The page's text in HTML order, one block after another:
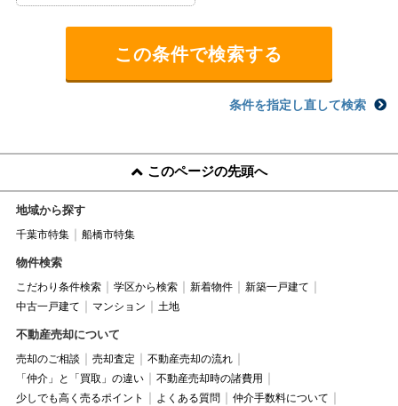
条件を指定し直して検索
このページの先頭へ
地域から探す
千葉市特集 船橋市特集
物件検索
こだわり条件検索 学区から検索 新着物件
新築一戸建て
中古一戸建て
マンション 土地
不動産売却について
売却のご相談 売却査定
不動産売却の流れ
「仲介」と「買取」の違い
不動産売却時の諸費用
少しでも高く売るポイント
よくある質問
仲介手数料について